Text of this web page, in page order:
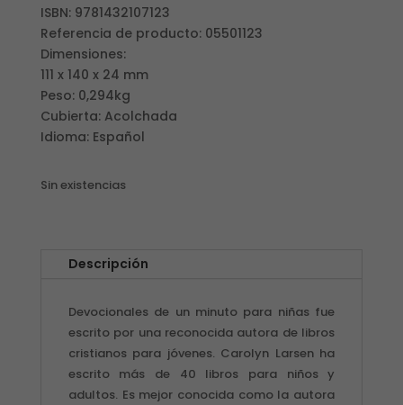
ISBN: 9781432107123
Referencia de producto: 05501123
Dimensiones:
111 x 140 x 24 mm
Peso: 0,294kg
Cubierta: Acolchada
Idioma: Español
Sin existencias
Descripción
Devocionales de un minuto para niñas fue
escrito por una reconocida autora de libros
cristianos para jóvenes. Carolyn Larsen ha
escrito más de 40 libros para niños y
adultos. Es mejor conocida como la autora